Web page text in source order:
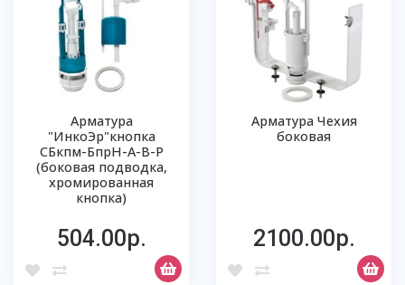
Арматура
"ИнкоЭр"кнопка
СБкпм-БпрН-А-В-Р
(боковая подводка,
хромированная
кнопка)
504.00р.
Арматура Чехия
боковая
2100.00р.